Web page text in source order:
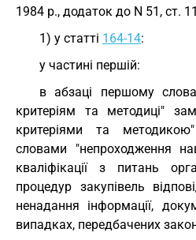
1984 р., додаток до N 51, ст.
1) у статті 164-14:
у частині першій:
в абзаці першому
критеріям та методиці"
критеріями та
словами "непроходження
кваліфікації з питань
процедур закупівель
ненадання інформації,
випадках, передбачених